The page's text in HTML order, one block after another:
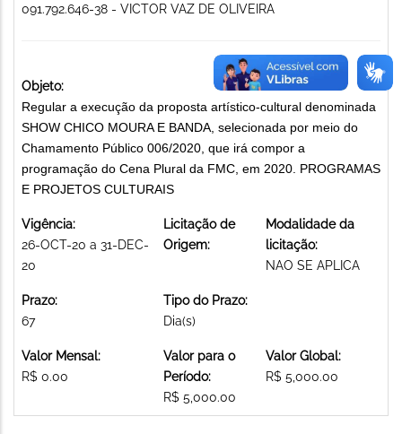
091.792.646-38 - VICTOR VAZ DE OLIVEIRA
Objeto:
Regular a execução da proposta artístico-cultural denominada
SHOW CHICO MOURA E BANDA, selecionada por meio do
Chamamento Público 006/2020, que irá compor a
programação do Cena Plural da FMC, em 2020. PROGRAMAS
E PROJETOS CULTURAIS
Vigência:
26-OCT-20 a 31-DEC-
20
Licitação de
Origem:
Modalidade da
licitação:
NAO SE APLICA
Prazo:
67
Tipo do Prazo:
Dia(s)
Valor Mensal:
R$ 0.00
Valor para o
Período:
R$ 5,000.00
Valor Global:
R$ 5,000.00